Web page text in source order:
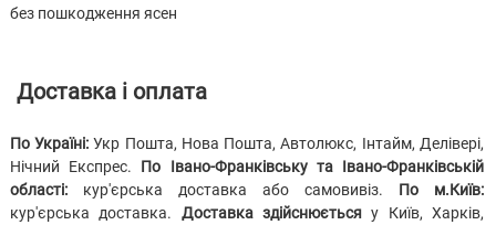
без пошкодження ясен
Доставка і оплата
По Україні: Укр Пошта, Нова Пошта, Автолюкс, Інтайм, Делівері,
Нічний Експрес. По Івано-Франківську та Івано-Франківській
області:кур'єрська доставка або самовивіз. По м.Київ:
кур'єрська доставка. Доставка здійснюєтьсяу Київ, Харків,